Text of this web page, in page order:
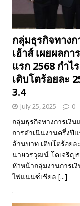
กลุ่มธุรกิจทาง
เฮ้าส์ เผยผลก
แรก 2568 กำไ
เติบโตร้อยละ
3.4
July 25, 2025 0
กลุ่มธุรกิจทางการเงิ
การดำเนินงานครึ่งปี
ล้านบาท เติบโตร้อยล
นายวรวุฒน์ โตเจริญ
หัวหน้ากลุ่มงานการเ
ไฟแนนซ์เชียล [...]